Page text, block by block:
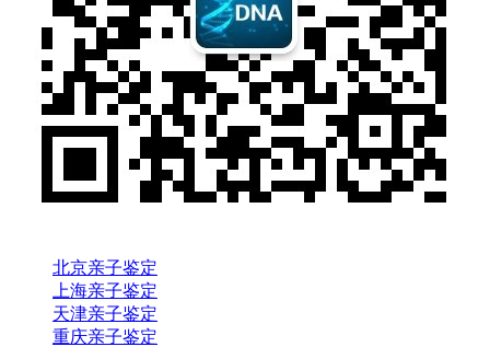
北京亲子鉴定
上海亲子鉴定
天津亲子鉴定
重庆亲子鉴定